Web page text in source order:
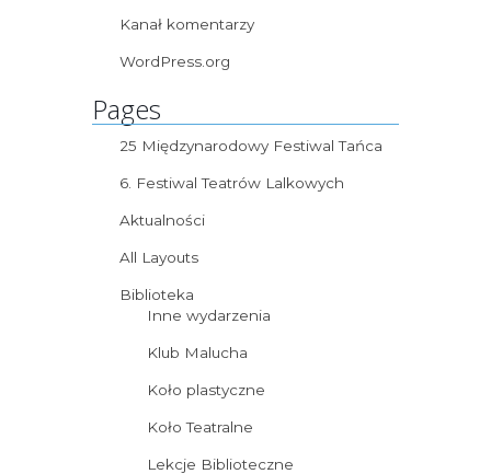
Kanał komentarzy
WordPress.org
Pages
25 Międzynarodowy Festiwal Tańca
6. Festiwal Teatrów Lalkowych
Aktualności
All Layouts
Biblioteka
Inne wydarzenia
Klub Malucha
Koło plastyczne
Koło Teatralne
Lekcje Biblioteczne